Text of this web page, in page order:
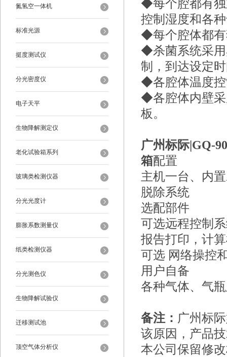
氮氢空一体机
标准光源
挺度测试仪
分光密度仪
电子天平
生物降解测定仪
老化试验箱系列
玻璃类检测仪器
分光光度计
膨胀系数测量仪
纸类检测仪器
分光测色仪
生物降解试验仪
迁移测试池
顶空气体分析仪
◆每个腔都有独
控制湿度和各
◆每个腔体都有
◆杀菌系统采用
制，到达设定
◆各腔体温度控
◆各腔体内壁采
板。
广州标际|GQ-
箱配置
主机一台、内
脱除系统
选配部件
可选远程控制
报告打印，计
可选 网络操控
用户自备
各种气体、气
备注： 广州标
该原因，产品
本公司保留修